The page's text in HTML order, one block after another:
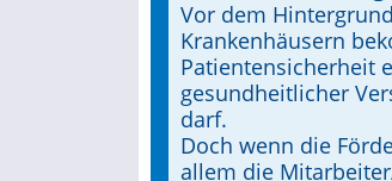
Vor dem
Krankenhäusern
Patientensicher­heit
gesundheitlicher
darf.
Doch wenn die
allem die